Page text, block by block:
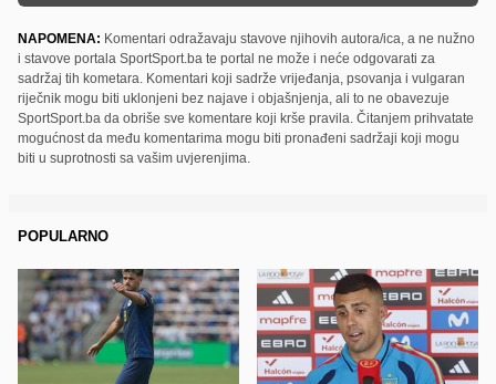
NAPOMENA: Komentari odražavaju stavove njihovih autora/ica, a ne nužno
i stavove portala SportSport.ba te portal ne može i neće odgovarati za
sadržaj tih kometara. Komentari koji sadrže vrijeđanja, psovanja i vulgaran
riječnik mogu biti uklonjeni bez najave i objašnjenja, ali to ne obavezuje
SportSport.ba da obriše sve komentare koji krše pravila. Čitanjem prihvatate
mogućnost da među komentarima mogu biti pronađeni sadržaji koji mogu
biti u suprotnosti sa vašim uvjerenjima.
POPULARNO